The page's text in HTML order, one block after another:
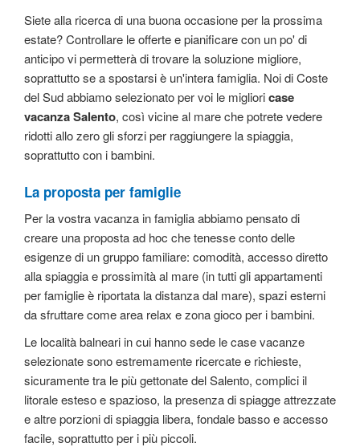
Siete alla ricerca di una buona occasione per la prossima
estate? Controllare le offerte e pianificare con un po' di
anticipo vi permetterà di trovare la soluzione migliore,
soprattutto se a spostarsi è un'intera famiglia. Noi di Coste
del Sud abbiamo selezionato per voi le miglioricase
vacanza Salento, così vicine al mare che potrete vedere
ridotti allo zero gli sforzi per raggiungere la spiaggia,
soprattutto con i bambini.
La proposta per famiglie
Per la vostra vacanza in famiglia abbiamo pensato di
creare una proposta ad hoc che tenesse conto delle
esigenze di un gruppo familiare: comodità, accesso diretto
alla spiaggia e prossimità al mare (in tutti gli appartamenti
per famiglie è riportata la distanza dal mare), spazi esterni
da sfruttare come area relax e zona gioco per i bambini.
Le località balneari in cui hanno sede le case vacanze
selezionate sono estremamente ricercate e richieste,
sicuramente tra le più gettonate del Salento, complici il
litorale esteso e spazioso, la presenza di spiagge attrezzate
e altre porzioni di spiaggia libera, fondale basso e accesso
facile, soprattutto per i più piccoli.